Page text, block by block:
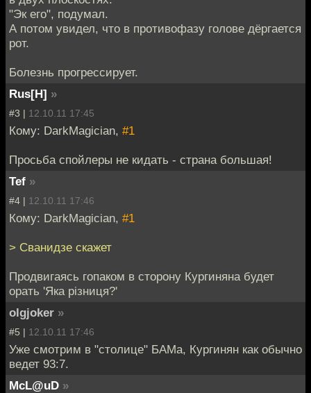
"Эк его", подумал.
А потом увидел, что в противофазу голове дёргается
рот.
Болезнь прогрессирует.
Rus[H] »
#3 | 12.10.11 17:45
Кому: DarkMagician, #1
Просьба спойлеры не кидать - страна большая!
Tef »
#4 | 12.10.11 17:46
Кому: DarkMagician, #1
> Сванидзе скажет
Продвигаясь гопаком в сторону Кургиняна будет
орать 'Яка різниця?'
olgjoker »
#5 | 12.10.11 17:46
Уже смотрим в "столице" БАМа, Кургинян как обычно
ведет 93:7.
McL@uD »